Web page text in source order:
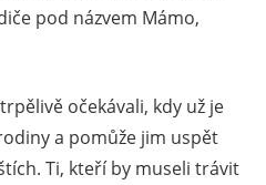
pod názvem Mámo,
očekávali, kdy už je
a pomůže jim uspět
Ti, kteří by museli trávit